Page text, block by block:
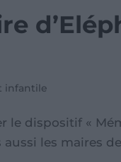
infantile
le dispositif «
aussi les maires